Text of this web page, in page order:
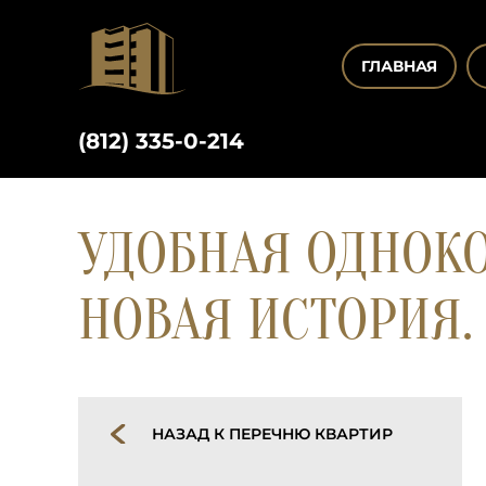
ГЛАВНАЯ
(812) 335-0-214
УДОБНАЯ
НОВАЯ ИСТОРИЯ.
НАЗАД К ПЕРЕЧНЮ КВАРТИР